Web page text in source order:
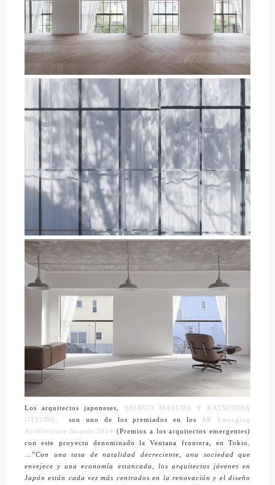
Los arquitectos japoneses,
SHINGO MASUDA Y KATSUHISA
OTSUBO,
son uno de los premiados en los AR Emerging
Architecture Awards 2014(Premios a los arquitectos emergentes)
con este proyecto denominado la Ventana frontera, en Tokio.
…”Con una tasa de natalidad decreciente, una sociedad que
envejece y una economía estancada, los arquitectos jóvenes en
Japón están cada vez más centrados en la renovación y el diseño